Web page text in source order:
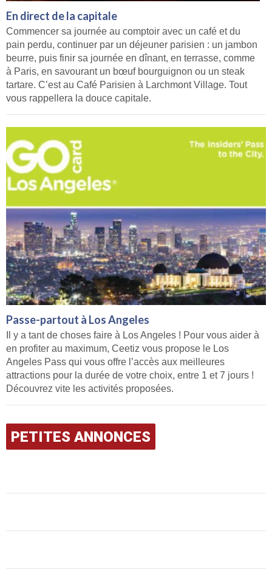
En direct de la capitale
Commencer sa journée au comptoir avec un café et du
pain perdu, continuer par un déjeuner parisien : un jambon
beurre, puis finir sa journée en dînant, en terrasse, comme
à Paris, en savourant un bœuf bourguignon ou un steak
tartare. C’est au Café Parisien à Larchmont Village. Tout
vous rappellera la douce capitale.
Passe-partout à Los Angeles
Il y a tant de choses faire à Los Angeles ! Pour vous aider à
en profiter au maximum, Ceetiz vous propose le Los
Angeles Pass qui vous offre l’accès aux meilleures
attractions pour la durée de votre choix, entre 1 et 7 jours !
Découvrez vite les activités proposées.
PETITES ANNONCES